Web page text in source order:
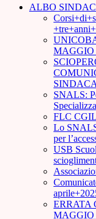
ALBO
MAGGIO
SNALS:
FLC
Lo
per
USB
ERRATA
MAGGIO